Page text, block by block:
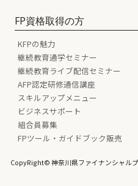
FP資格取得の方
KFPの魅力
継続教育通学セミナー
継続教育ライブ配信セミナー
AFP認定研修通信講座
スキルアップメニュー
ビジネスサポート
組合員募集
FPツール・ガイドブック販売
CopyRight© 神奈川県ファイナンシャル